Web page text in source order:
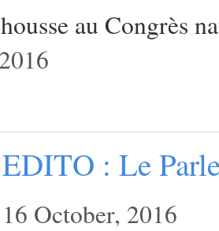
au Congrès
EDITO : Le
16 October, 2016